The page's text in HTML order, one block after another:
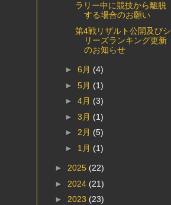
ラリー中に競技から離脱
する場合のお願い
第4戦リザルト公開及びシ
リーズランキング更新
のお知らせ
► 6月 (4)
► 5月 (1)
► 4月 (3)
► 3月 (1)
► 2月 (5)
► 1月 (1)
► 2025 (22)
► 2024 (21)
► 2023 (23)